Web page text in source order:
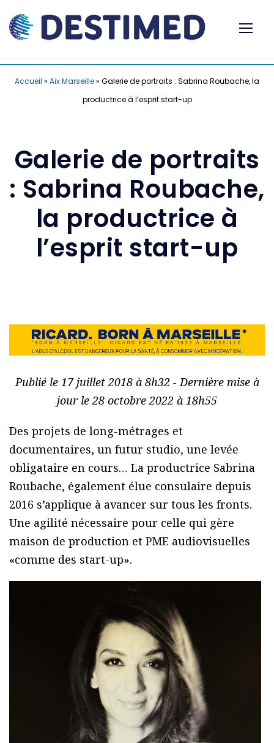
Accueil » Aix Marseille» Galerie de portraits : Sabrina Roubache, la
productrice à l’esprit start-up
Galerie de portraits
: Sabrina Roubache,
la productrice à
l’esprit start-up
Publié le 17 juillet 2018 à 8h32 - Dernière mise à
jour le 28 octobre 2022 à 18h55
Des projets de long-métrages et
documentaires, un futur studio, une levée
obligataire en cours… La productrice Sabrina
Roubache, également élue consulaire depuis
2016 s’applique à avancer sur tous les fronts.
Une agilité nécessaire pour celle qui gère
maison de production et PME audiovisuelles
«comme des start-up».